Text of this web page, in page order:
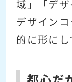
域」「デ
デザイン
的に形にし